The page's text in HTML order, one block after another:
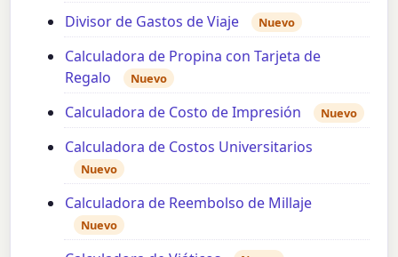
Divisor de Gastos de Viaje Nuevo
Calculadora de Propina con Tarjeta de
Regalo
Nuevo
Calculadora de Costo de Impresión Nuevo
Calculadora de Costos Universitarios
Nuevo
Calculadora de Reembolso de Millaje
Nuevo